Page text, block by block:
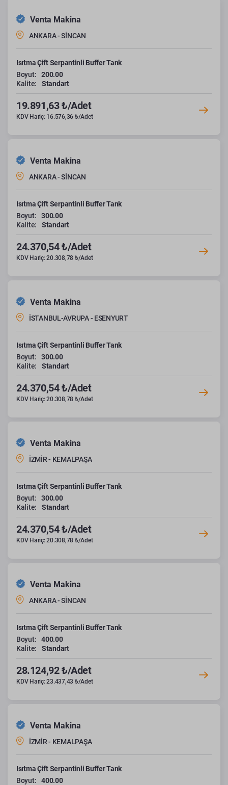
Venta Makina
ANKARA - SİNCAN
Isıtma Çift Serpantinli Buffer Tank
Boyut:
200.00
Kalite:
Standart
19.891,63 ₺/Adet
KDV Hariç: 16.576,36 ₺/Adet
Venta Makina
ANKARA - SİNCAN
Isıtma Çift Serpantinli Buffer Tank
Boyut:
300.00
Kalite:
Standart
24.370,54 ₺/Adet
KDV Hariç: 20.308,78 ₺/Adet
Venta Makina
İSTANBUL-AVRUPA - ESENYURT
Isıtma Çift Serpantinli Buffer Tank
Boyut:
300.00
Kalite:
Standart
24.370,54 ₺/Adet
KDV Hariç: 20.308,78 ₺/Adet
Venta Makina
İZMİR - KEMALPAŞA
Isıtma Çift Serpantinli Buffer Tank
Boyut:
300.00
Kalite:
Standart
24.370,54 ₺/Adet
KDV Hariç: 20.308,78 ₺/Adet
Venta Makina
ANKARA - SİNCAN
Isıtma Çift Serpantinli Buffer Tank
Boyut:
400.00
Kalite:
Standart
28.124,92 ₺/Adet
KDV Hariç: 23.437,43 ₺/Adet
Venta Makina
İZMİR - KEMALPAŞA
Isıtma Çift Serpantinli Buffer Tank
Boyut:
400.00